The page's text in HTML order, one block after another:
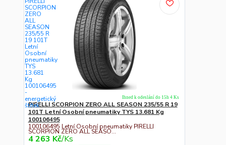
PIRELLI SCORPION ZERO ALL SEASON 235/55 R 19
101T Letní Osobní pneumatiky TYS 13.681 Kg
100106495
100106495 Letní Osobní pneumatiky PIRELLI
SCORPION ZERO ALL SEASO...
4 263 Kč/Ks
Ihned k odeslání do 15h 4 Ks